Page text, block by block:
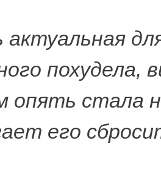
актуальная
похудела,
опять стала
его